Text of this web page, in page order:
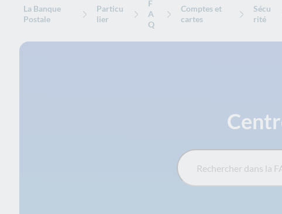
La Banque
Postale
Particu
lier
F
A
Q
Comptes et
cartes
Sécu
rité
Rechercher dans la FAQ...